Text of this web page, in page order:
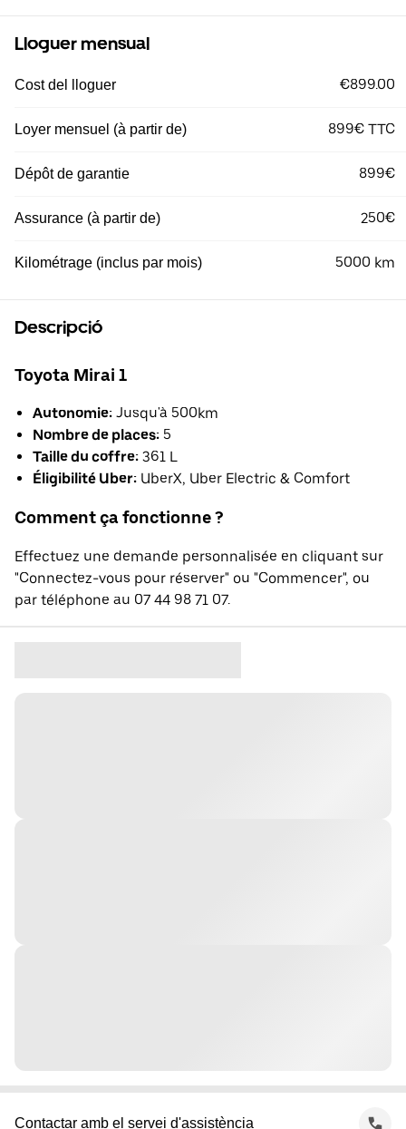
Lloguer mensual
Cost del lloguer €899.00
Loyer mensuel (à partir de) 899€ TTC
Dépôt de garantie 899€
Assurance (à partir de) 250€
Kilométrage (inclus par mois) 5000 km
Descripció
Toyota Mirai 1
Autonomie: Jusqu'à 500km
Nombre de places: 5
Taille du coffre: 361 L
Éligibilité Uber: UberX, Uber Electric & Comfort
Comment ça fonctionne ?
Effectuez une demande personnalisée en cliquant sur
"Connectez-vous pour réserver" ou "Commencer", ou
par téléphone au 07 44 98 71 07.
Contactar amb el servei d'assistència